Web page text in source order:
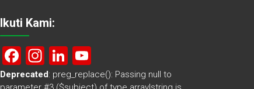
Ikuti Kami:
F
a
In
st
Li
nk
Y
o
Deprecated: preg_replace(): Passing null to